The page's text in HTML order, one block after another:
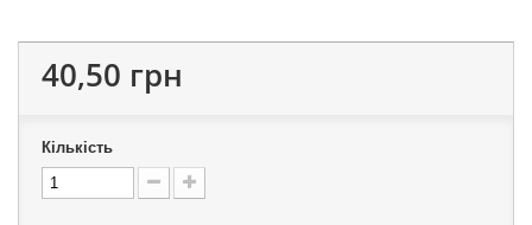
40,50 грн
Кількість